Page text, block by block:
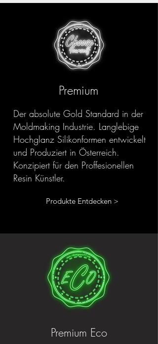
Premium
Der absolute Gold Standard in der
Moldmaking Industrie. Langlebige
Hochglanz Silikonformen entwickelt
und Produziert in Österreich.
Konzipiert für den Proffesionellen
Resin Künstler.
Produkte Entdecken >
Premium Eco